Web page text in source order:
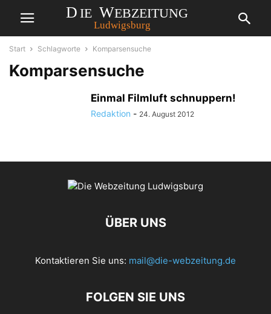
Start Schlagworte Komparsensuche
Komparsensuche
Einmal Filmluft schnuppern!
Redaktion - 24. August 2012
ÜBER UNS
Kontaktieren Sie uns: mail@die-webzeitung.de
FOLGEN SIE UNS